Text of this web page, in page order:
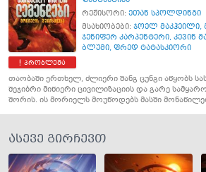
პრობლემა
რეჟისორი: ეთან სპოლდინგი
მსახიობები: ჯოელ მაკჰეილი,
ჯენიფერ კარპენტერი, კევინ
ბლუმი, ფრედ ტატასკიორი
თაობაში ერთხელ, ძლიერი შანგ ცუნგი აწყობს
შეჯიბრი მიწიერი ცივილიზაციის და გარე
შორის. ის მორიელს მოუწოდებს მასში
ასევე გირჩევთ